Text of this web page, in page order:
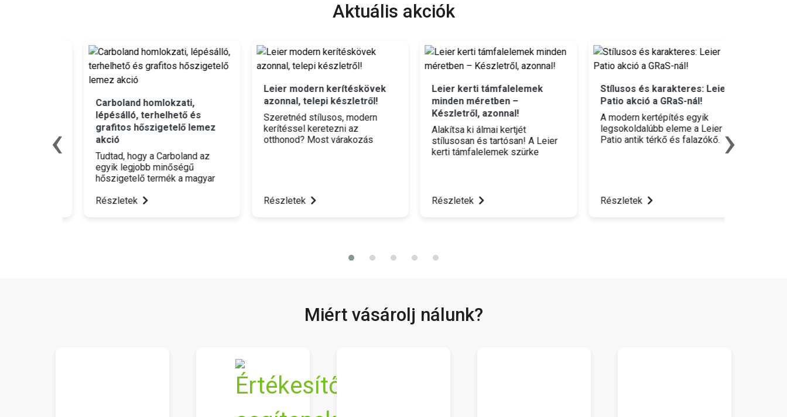
Aktuális akciók
Carboland homlokzati,
lépésálló, terhelhető és
grafitos hőszigetelő lemez
akció
Tudtad, hogy a Carboland az
egyik legjobb minőségű
hőszigetelő termék a magyar
Részletek
Leier modern kerítéskövek
azonnal, telepi készletről!
Szeretnéd stílusos, modern
kerítéssel keretezni az
otthonod? Most várakozás
azonnal, készletről elviheted
Részletek
Leier kerti támfalelemek
minden méretben –
Készletről, azonnal!
Alakítsa ki álmai kertjét
stílusosan és tartósan! A Leier
kerti támfalelemek szürke
telephelyünkön. Legyen szó
szintkülönbségek áthidalásáról,
megoldást.
Részletek
Stílusos és karakteres: Leier
Patio akció a GRaS-nál!
A modern kertépítés egyik
legsokoldalúbb eleme a Leier
Patio antik térkő és falazókő.
töredeznek, felületük pedig
egyedi patinát kap. Az
Részletek
‹ ›
Miért vásárolj nálunk?